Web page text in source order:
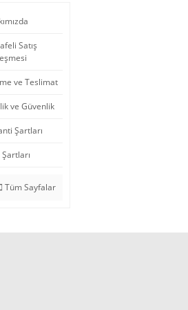
Satış
ve Teslimat
ve Güvenlik
Şartları
Tüm Sayfalar